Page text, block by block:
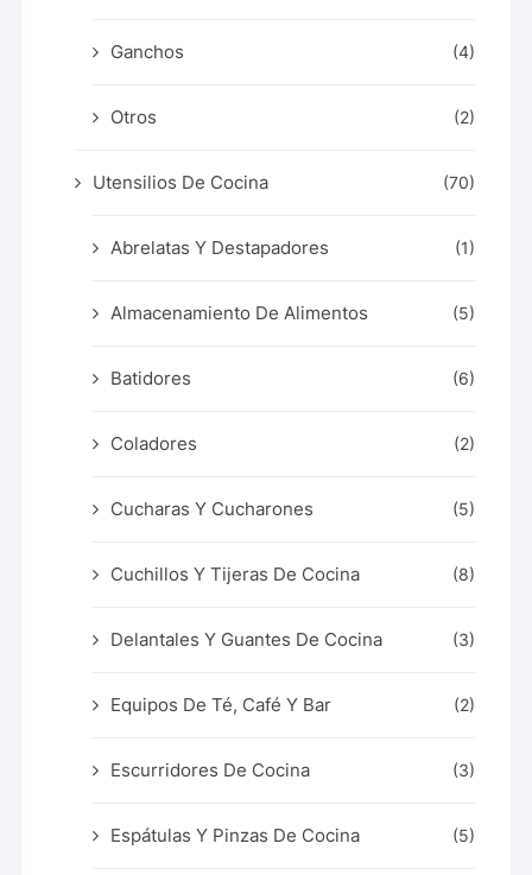
Ganchos (4)
Otros (2)
Utensilios De Cocina (70)
Abrelatas Y Destapadores (1)
Almacenamiento De Alimentos (5)
Batidores (6)
Coladores (2)
Cucharas Y Cucharones (5)
Cuchillos Y Tijeras De Cocina (8)
Delantales Y Guantes De Cocina (3)
Equipos De Té, Café Y Bar (2)
Escurridores De Cocina (3)
Espátulas Y Pinzas De Cocina (5)